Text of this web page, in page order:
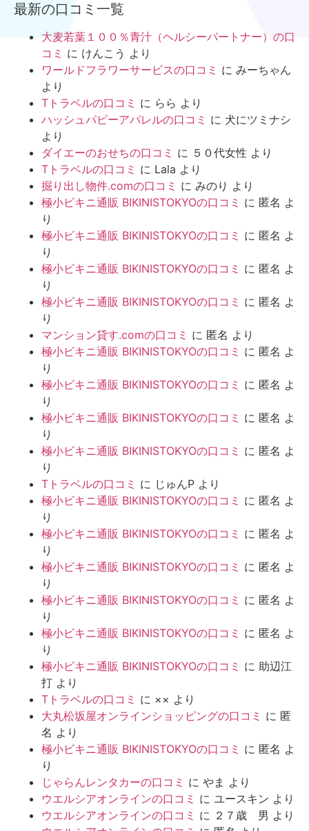
最新の口コミ一覧
大麦若葉１００％青汁（ヘルシーパートナー）の口
コミ に けんこう より
ワールドフラワーサービスの口コミ に みーちゃん
より
Tトラベルの口コミ に らら より
ハッシュパピーアパレルの口コミ に 犬にツミナシ
より
ダイエーのおせちの口コミ に ５０代女性 より
Tトラベルの口コミ に Lala より
掘り出し物件.comの口コミ に みのり より
極小ビキニ通販 BIKINISTOKYOの口コミ に 匿名 よ
り
極小ビキニ通販 BIKINISTOKYOの口コミ に 匿名 よ
り
極小ビキニ通販 BIKINISTOKYOの口コミ に 匿名 よ
り
極小ビキニ通販 BIKINISTOKYOの口コミ に 匿名 よ
り
マンション貸す.comの口コミ に 匿名 より
極小ビキニ通販 BIKINISTOKYOの口コミ に 匿名 よ
り
極小ビキニ通販 BIKINISTOKYOの口コミ に 匿名 よ
り
極小ビキニ通販 BIKINISTOKYOの口コミ に 匿名 よ
り
極小ビキニ通販 BIKINISTOKYOの口コミ に 匿名 よ
り
Tトラベルの口コミ に じゅんP より
極小ビキニ通販 BIKINISTOKYOの口コミ に 匿名 よ
り
極小ビキニ通販 BIKINISTOKYOの口コミ に 匿名 よ
り
極小ビキニ通販 BIKINISTOKYOの口コミ に 匿名 よ
り
極小ビキニ通販 BIKINISTOKYOの口コミ に 匿名 よ
り
極小ビキニ通販 BIKINISTOKYOの口コミ に 匿名 よ
り
極小ビキニ通販 BIKINISTOKYOの口コミ に 助辺江
打 より
Tトラベルの口コミ に ×× より
大丸松坂屋オンラインショッピングの口コミ に 匿
名 より
極小ビキニ通販 BIKINISTOKYOの口コミ に 匿名 よ
り
じゃらんレンタカーの口コミ に やま より
ウエルシアオンラインの口コミ に ユースキン より
ウエルシアオンラインの口コミ に ２７歳 男 より